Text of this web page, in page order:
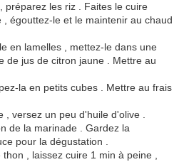
préparez les riz . Faites le cuire
égouttez-le et le maintenir au chaud
en lamelles , mettez-le dans une
de jus de citron jaune . Mettre au
la en petits cubes . Mettre au frais
versez un peu d'huile d'olive .
de la marinade . Gardez la
pour la dégustation .
, laissez cuire 1 min à peine ,